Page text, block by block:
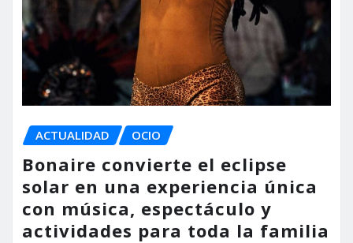
ACTUALIDAD OCIO
Bonaire convierte el eclipse
solar en una experiencia única
con música, espectáculo y
actividades para toda la familia